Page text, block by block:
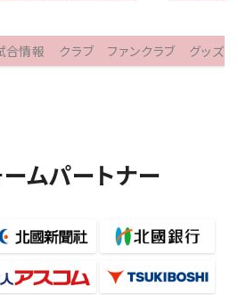
合情報 クラブ ファンクラブ グッズ
ムパートナー